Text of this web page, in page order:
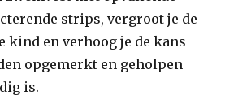
strips, vergroot je de
kind en verhoog je de kans
opgemerkt en geholpen
is.